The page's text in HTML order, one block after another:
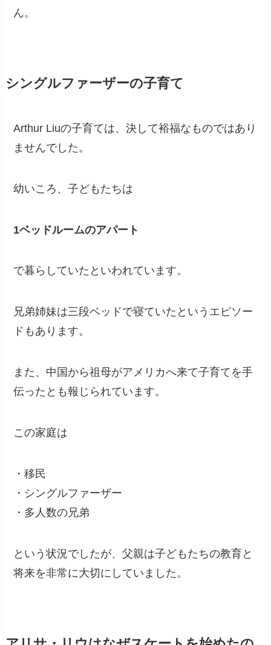
ん。
シングルファーザーの子育て
Arthur Liuの子育ては、決して裕福なものではあり
ませんでした。
幼いころ、子どもたちは
1ベッドルームのアパート
で暮らしていたといわれています。
兄弟姉妹は三段ベッドで寝ていたというエピソー
ドもあります。
また、中国から祖母がアメリカへ来て子育てを手
伝ったとも報じられています。
この家庭は
・移民
・シングルファーザー
・多人数の兄弟
という状況でしたが、父親は子どもたちの教育と
将来を非常に大切にしていました。